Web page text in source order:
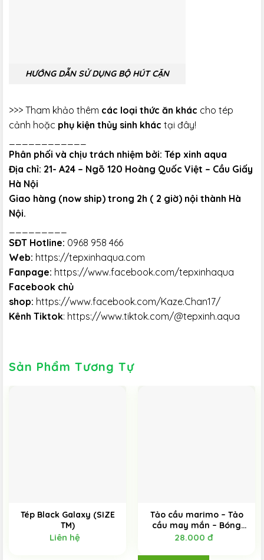
HƯỚNG DẪN SỬ DỤNG BỘ HÚT CẶN
>>> Tham khảo thêm các loại thức ăn khác cho tép
cảnh hoặc phụ kiện thủy sinh khác tại đây!
Phân phối và chịu trách nhiệm bởi: Tép xinh aqua
Địa chỉ: 21- A24 – Ngõ 120 Hoàng Quốc Việt – Cầu Giấy
Hà Nội
Giao hàng (now ship) trong 2h ( 2 giờ) nội thành Hà
Nội.
SĐT Hotline: 0968 958 466
Web: https://tepxinhaqua.com
Fanpage: https://www.facebook.com/tepxinhaqua
Facebook chủ
shop: https://www.facebook.com/Kaze.Chan17/
Kênh Tiktok: https://www.tiktok.com/@tepxinh.aqua
Sản Phẩm Tương Tự
Tép Black Galaxy (SIZE
TM)
Liên hệ
Tảo cầu marimo – Tảo
cầu may mắn – Bóng
rong biển – Trang trí bể
28.000 đ